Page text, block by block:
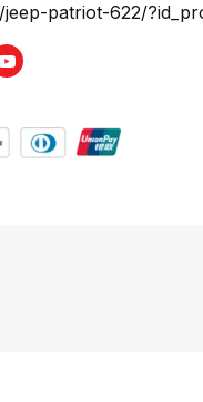
patriot-622/
Youtube